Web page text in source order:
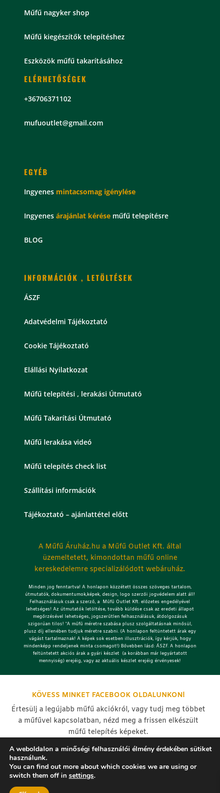
Műfű nagyker shop
Műfű kiegészítők telepítéshez
Eszközök műfű takarításához
ELÉRHETŐSÉGEK
+36706371102
mufuoutlet@gmail.com
EGYÉB
Ingyenes mintacsomag igénylése
Ingyenes árajánlat kérése műfű telepítésre
BLOG
INFORMÁCIÓK , LETÖLTÉSEK
ÁSZF
Adatvédelmi Tájékoztató
Cookie Tájékoztató
Elállási Nyilatkozat
Műfű telepítési , lerakási Útmutató
Műfű Takarítási Útmutató
Műfű lerakása videó
Műfű telepítés check list
Szállítási információk
Tájékoztató – ajánlattétel előtt
A Műfű Áruház.hu a Műfű Outlet Kft. által
üzemeltetett, kimondottan műfű online
kereskedelemre specializálódott webáruház.
Minden jog fenntartva! A honlapon közzétett összes szöveges tartalom,
útmutatók, dokumentumok,képek, design, logo szerzői jogvédelem alatt áll!
Felhasználásuk csak a szerző, a Műfű Outlet Kft. előzetes engedélyével
lehetséges! Az útmutatók letöltése, tovább küldése csak az eredeti állapot
megőrzésével lehetséges, jogszerűtlen felhasználásuk, átdolgozásuk
szigorúan tilos! *A műfű méretre szabása plusz szolgáltatásnak minősül,
plusz díj ellenében tudjuk méretre szabni. (A honlapon feltüntetett árak egy
vágást tartalmaznak! A képek sok esetben illusztrációk, így kérjük, hogy
mindenképp rendeljenek minta csomagot!) Bővebben lásd: ÁSZF. A honlapon
feltüntetett akciós árak a gyári készlet (a korábban már legyártatott
mennyiség) erejéig, vagy az aktuális készlet erejéig érvényesek!
KÖVESS MINKET FACEBOOK OLDALUNKON!
Értesülj a legújabb műfű akciókról, vagy tudj meg többet
a műfűvel kapcsolatban, nézd meg a frissen elkészült
műfű telepítés képeket.
A weboldalon a minőségi felhasználói élmény érdekében sütiket
használunk.
You can find out more about which cookies we are using or
switch them off in settings.